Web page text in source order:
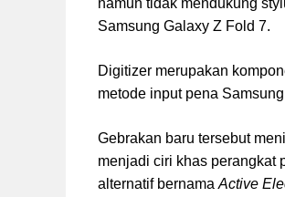
namun tidak mendukung
Samsung Galaxy Z Fold 7.
Digitizer merupakan
metode input pena
Gebrakan baru tersebut
menjadi ciri khas perangkat
alternatif bernamaActive